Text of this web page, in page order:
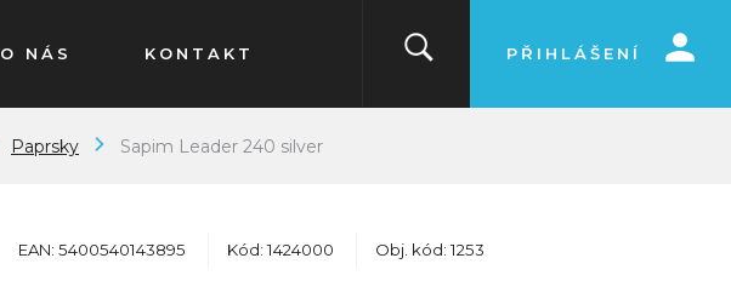
O NÁS KONTAKT PŘIHLÁŠENÍ
Paprsky Sapim Leader 240 silver
EAN: 5400540143895 Kód: 1424000 Obj. kód: 1253